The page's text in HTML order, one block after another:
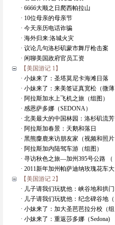
· 6666大顺之日爬西帕拉山
· 10位母亲的母亲节
· 今天亲历电话诈骗
· 海外归来:洛城火灾
· 议论几句洛杉矶蒙市舞厅枪击案
· 闲聊美国政府官员工资
【美国游记 1】
· 小妹来了：圣塔莫尼卡海滩日落
· 小妹来了：来美签证真宽松（微薄
· 阿拉斯加水上飞机之旅（组图）
· 感恩萨多娜（SEDONA）
· 北美最大的中国林园：洛杉矶流芳
· 阿拉斯加春景：天鹅和落日
· 黑熊麋鹿来访朋友家（视频和照片
· 阿拉斯加内陆驾车游（组图）
· 寻访秋色之旅—加州395号公路 （
· 2011新年加州帕萨迪纳玫瑰花车大
【美国游记 2】
· 儿子请我们玩犹他：峡谷地和拱门
· 儿子请我们玩犹他：纪念碑谷地（
· 小妹来了：加大圣芭芭拉分校（组
· 小妹来了：重返莎多娜（Sedona)